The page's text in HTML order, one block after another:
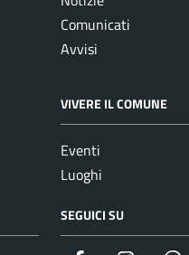
Comunicati
Avvisi
VIVERE IL COMUNE
Eventi
Luoghi
SEGUICI SU